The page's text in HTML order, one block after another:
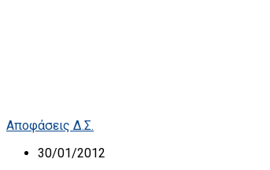
Αποφάσεις Δ.Σ.
30/01/2012